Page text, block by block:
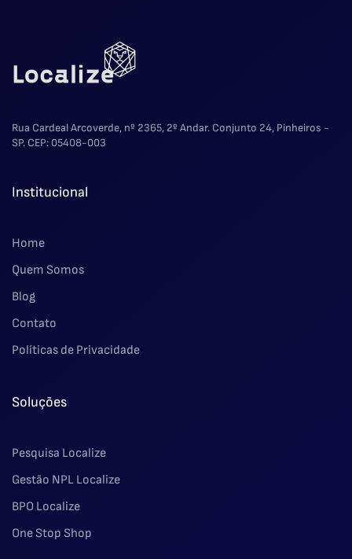
Rua Cardeal Arcoverde, nº 2365, 2º Andar. Conjunto 24, Pinheiros -
SP. CEP: 05408-003
Institucional
Home
Quem Somos
Blog
Contato
Políticas de Privacidade
Soluções
Pesquisa Localize
Gestão NPL Localize
BPO Localize
One Stop Shop